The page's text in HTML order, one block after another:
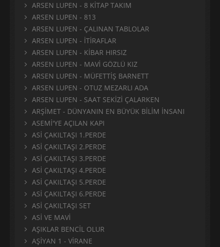
ARSEN LUPEN - 8 KİTAP TAKIM
ARSEN LUPEN - 813
ARSEN LUPEN - ÇALINAN TABLOLAR
ARSEN LUPEN - İTİRAFLAR
ARSEN LUPEN - KİBAR HIRSIZ
ARSEN LUPEN - MAVİ GÖZLÜ KIZ
ARSEN LUPEN - MÜFETTİŞ BARNETT
ARSEN LUPEN - OTUZ MEZARLI ADA
ARSEN LUPEN - SAAT SEKİZİ ÇALARKEN
ARŞİMET - DÜNYANIN EN BÜYÜK BİLİM İNSANI
ASEMİ'YE AÇILAN KAPI
ASİ ÇAKILTAŞI 1.PERDE
ASİ ÇAKILTAŞI 2.PERDE
ASİ ÇAKILTAŞI 3.PERDE
ASİ ÇAKILTAŞI 4.PERDE
ASİ ÇAKILTAŞI 5.PERDE
ASİ ÇAKILTAŞI 6.PERDE
ASİ ÇAKILTAŞI SET
ASİ VE MAVİ
AŞIKLAR BENCİL OLUR
AŞİYAN 1 - VİRANE